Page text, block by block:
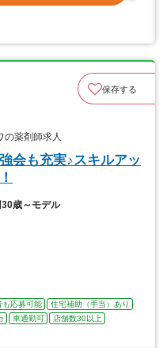
保存する
薬剤師求人
会も充実♪スキルアッ
30歳～モデル
も応募可能
住宅補助（手当）あり
車通勤可
店舗数30以上